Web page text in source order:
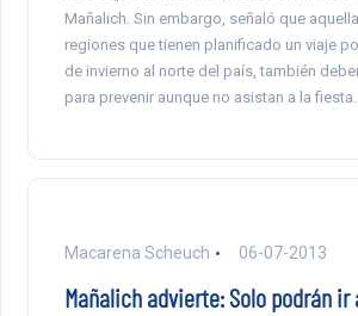
Mañalich. Sin embargo, señaló que
regiones que tienen planificado un viaje
de invierno al norte del país, también
para prevenir aunque no asistan a la fiesta.
Macarena Scheuch 06-07-2013
Mañalich advierte: Solo podrán ir